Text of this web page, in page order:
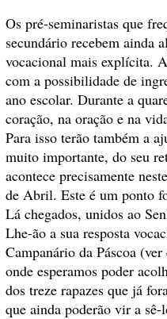
Os pré-seminaristas que
secundário recebem ainda
vocacional mais explícita.
com a possibilidade de
ano escolar. Durante a
coração, na oração e na
Para isso terão também a
muito importante, do seu
acontece precisamente
de Abril. Este é um ponto
Lá chegados, unidos ao
Lhe-ão a sua resposta
Campanário da Páscoa
onde esperamos poder
dos treze rapazes que já
que ainda poderão vir a sê-